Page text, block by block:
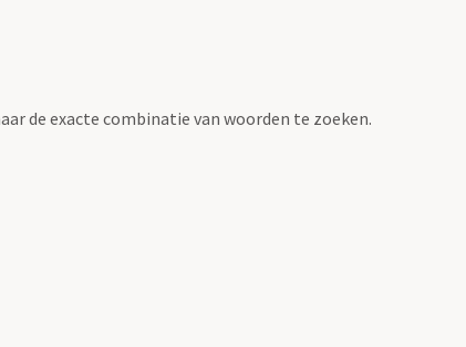
de exacte combinatie van woorden te zoeken.